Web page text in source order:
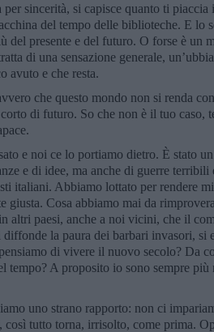
per sincerità, si capisce quanto ti
del tempo delle biblioteche. E lo
del presente e del futuro. O forse è un
di una sensazione generale,
avuto e che resta.
che questo mondo non si renda
di futuro. So che non è il tuo caso,
e noi ce lo portiamo dietro. È stato
e di idee, ma anche di guerre
italiani. Abbiamo lottato per rendere
giusta. Cosa abbiamo mai da
altri paesi, anche a noi vicini, che il
diffonde la paura dei barbari invasori,
di vivere il nuovo secolo? Da
tempo? A proposito io sono sempre più
uno strano rapporto: non ci
così tutto torna, irrisolto, come prima.